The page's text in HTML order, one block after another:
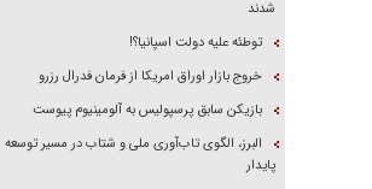
شدند
توطئه علیه دولت اسپانیا؟!
خروج بازار اوراق امریکا از فرمان فدرال رزرو
بازیکن سابق پرسپولیس به آلومینیوم پیوست
البرز، الگوی تاب‌آوری ملی و شتاب در مسیر توسعه
پایدار